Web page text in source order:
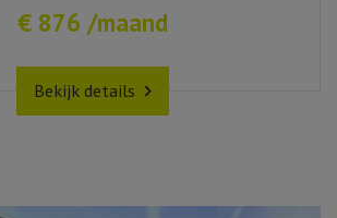
€ 876 /maand
Bekijk details